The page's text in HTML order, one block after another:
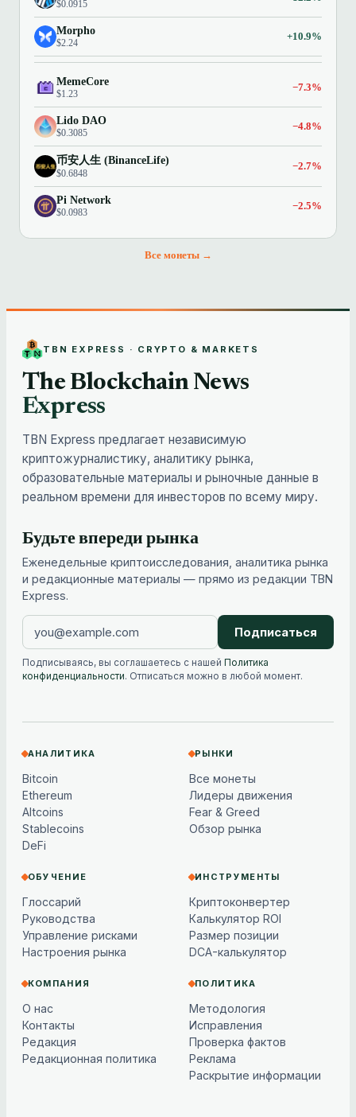
$0.0915
Morpho
$2.24
+10.9%
MemeCore
$1.23
−7.3%
Lido DAO
$0.3085
−4.8%
币安人生 (BinanceLife)
$0.6848
−2.7%
Pi Network
$0.0983
−2.5%
Все монеты →
TBN EXPRESS · CRYPTO & MARKETS
The Blockchain News
Express
TBN Express предлагает независимую
криптожурналистику, аналитику рынка,
образовательные материалы и рыночные данные в
реальном времени для инвесторов по всему миру.
Будьте впереди рынка
Еженедельные криптоисследования, аналитика рынка
и редакционные материалы — прямо из редакции TBN
Express.
Подписаться
Подписываясь, вы соглашаетесь с нашей Политика
конфиденциальности. Отписаться можно в любой момент.
АНАЛИТИКА
Bitcoin
Ethereum
Altcoins
Stablecoins
DeFi
РЫНКИ
Все монеты
Лидеры движения
Fear & Greed
Обзор рынка
ОБУЧЕНИЕ
Глоссарий
Руководства
Управление рисками
Настроения рынка
ИНСТРУМЕНТЫ
Криптоконвертер
Калькулятор ROI
Размер позиции
DCA-калькулятор
КОМПАНИЯ
О нас
Контакты
Редакция
Редакционная политика
ПОЛИТИКА
Методология
Исправления
Проверка фактов
Реклама
Раскрытие информации